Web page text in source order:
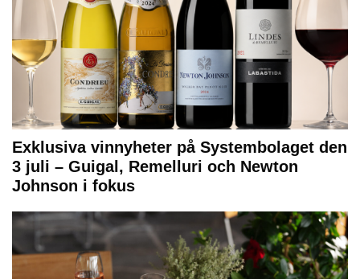
Exklusiva vinnyheter på Systembolaget den
3 juli – Guigal, Remelluri och Newton
Johnson i fokus